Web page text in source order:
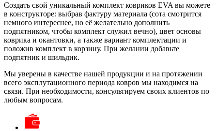
Создать свой уникальный комплект ковриков EVA вы можете
в конструкторе: выбрав фактуру материала (сота смотрится
немного интереснее, но её желательно дополнить
подпятником, чтобы комплект служил вечно), цвет основы
коврика и окантовки, а также вариант комплектации и
положив комплект в корзину. При желании добавьте
подпятник и шильдик.
Мы уверены в качестве нашей продукции и на протяжении
всего эксплутационного периода ковров мы находимся на
связи. При необходимости, консультируем своих клиентов по
любым вопросам.